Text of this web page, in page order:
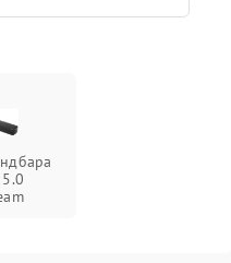
5.0